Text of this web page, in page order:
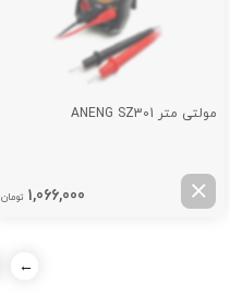
مولتی متر ANENG SZ301
1,066,000 تومان
←